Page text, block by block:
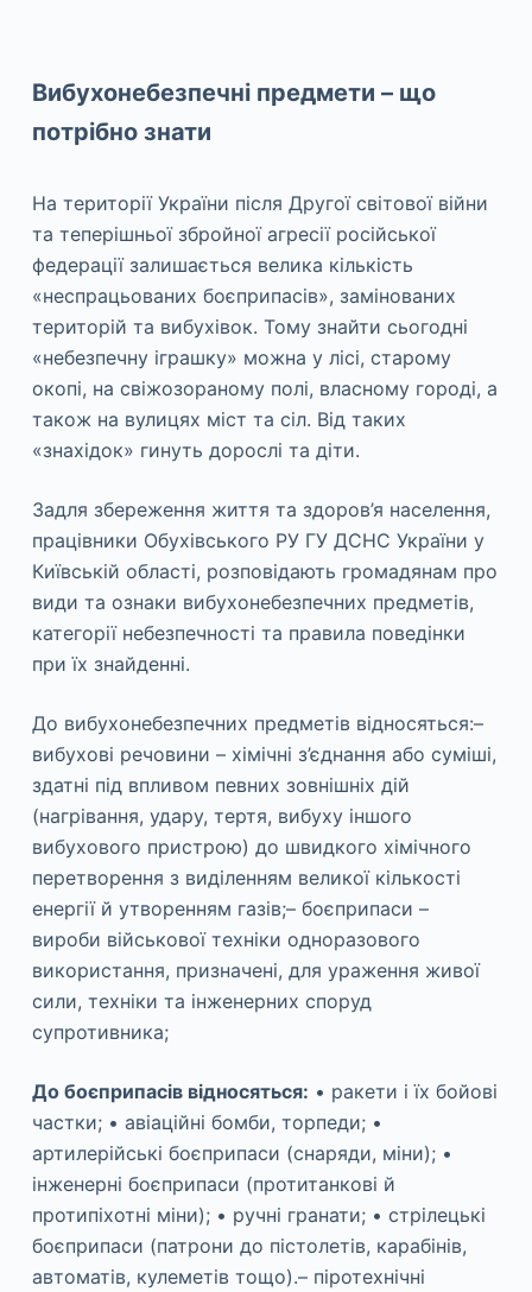
Вибухонебезпечні предмети – що
потрібно знати
На території України після Другої світової війни
та теперішньої збройної агресії російської
федерації залишається велика кількість
«неспрацьованих боєприпасів», замінованих
територій та вибухівок. Тому знайти сьогодні
«небезпечну іграшку» можна у лісі, старому
окопі, на свіжозораному полі, власному городі, а
також на вулицях міст та сіл. Від таких
«знахідок» гинуть дорослі та діти.
Задля збереження життя та здоров’я населення,
працівники Обухівського РУ ГУ ДСНС України у
Київській області, розповідають громадянам про
види та ознаки вибухонебезпечних предметів,
категорії небезпечності та правила поведінки
при їх знайденні.
До вибухонебезпечних предметів відносяться:–
вибухові речовини – хімічні з’єднання або суміші,
здатні під впливом певних зовнішніх дій
(нагрівання, удару, тертя, вибуху іншого
вибухового пристрою) до швидкого хімічного
перетворення з виділенням великої кількості
енергії й утворенням газів;– боєприпаси –
вироби військової техніки одноразового
використання, призначені, для ураження живої
сили, техніки та інженерних споруд
супротивника;
До боєприпасів відносяться: • ракети і їх бойові
частки; • авіаційні бомби, торпеди; •
артилерійські боєприпаси (снаряди, міни); •
інженерні боєприпаси (протитанкові й
протипіхотні міни); • ручні гранати; • стрілецькі
боєприпаси (патрони до пістолетів, карабінів,
автоматів, кулеметів тощо).– піротехнічні